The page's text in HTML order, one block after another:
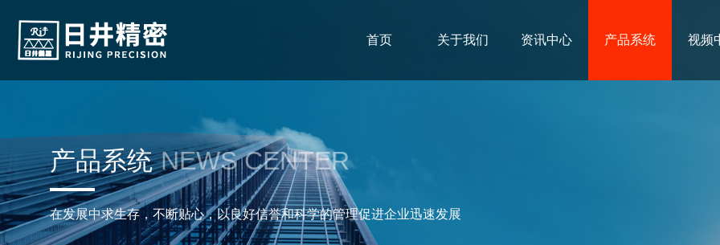
首页 关于我们 资讯中心 产品系统 视频
产品系统 NEWS CENTER
在发展中求生存，不断贴心，以良好信誉和科学的管理促进企业迅速发展